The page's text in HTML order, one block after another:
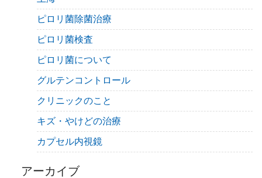
ピロリ菌除菌治療
ピロリ菌検査
ピロリ菌について
グルテンコントロール
クリニックのこと
キズ・やけどの治療
カプセル内視鏡
アーカイブ